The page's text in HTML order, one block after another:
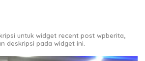
untuk widget recent post wpberita,
deskripsi pada widget ini.